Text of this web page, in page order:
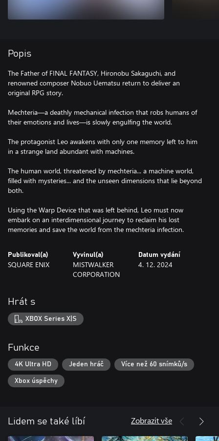
Popis
The Father of FINAL FANTASY, Hironobu Sakaguchi, and
renowned composer Nobuo Uematsu return to deliver an
original RPG story.
Mechteria—a deathly mechanical infection that robs humans of
their emotions and lives—is slowly engulfing the world.
The protagonist Leo awakens with only one memory left to him
in a strange land abundant with machines.
The human world, threatened by mechteria... a machine world,
filled with mysteries... and the unseen dimensions that lie beyond
both.
Using the Warp Device that was left behind, Leo must now
embark on an interdimensional journey to reclaim his lost
memories and save the world from the mechteria infection.
Publikoval(a)
SQUARE ENIX
Vyvinul(a)
MISTWALKER
CORPORATION
Datum vydání
4. 12. 2024
Hrát s
XBOX Series X|S
Funkce
4K Ultra HD Jeden hráč Více než 60 snímků/s
Xbox úspěchy
Lidem se také líbí Zobrazit vše